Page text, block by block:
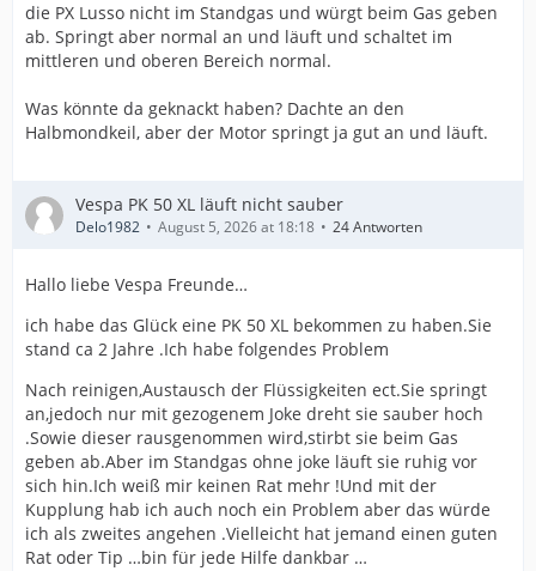
die PX Lusso nicht im Standgas und würgt beim Gas geben
ab. Springt aber normal an und läuft und schaltet im
mittleren und oberen Bereich normal.
Was könnte da geknackt haben? Dachte an den
Halbmondkeil, aber der Motor springt ja gut an und läuft.
Vespa PK 50 XL läuft nicht sauber
Delo1982 August 5, 2026 at 18:18 24 Antworten
Hallo liebe Vespa Freunde…
ich habe das Glück eine PK 50 XL bekommen zu haben.Sie
stand ca 2 Jahre .Ich habe folgendes Problem
Nach reinigen,Austausch der Flüssigkeiten ect.Sie springt
an,jedoch nur mit gezogenem Joke dreht sie sauber hoch
.Sowie dieser rausgenommen wird,stirbt sie beim Gas
geben ab.Aber im Standgas ohne joke läuft sie ruhig vor
sich hin.Ich weiß mir keinen Rat mehr !Und mit der
Kupplung hab ich auch noch ein Problem aber das würde
ich als zweites angehen .Vielleicht hat jemand einen guten
Rat oder Tip …bin für jede Hilfe dankbar …